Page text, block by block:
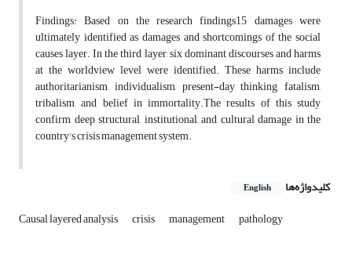
Findings: Based on the research findings15 damages were
ultimately identified as damages and shortcomings of the social
causes layer. In the third layer, six dominant discourses and harms
at the worldview level were identified. These harms include
authoritarianism, individualism, present-day thinking, fatalism,
tribalism, and belief in immortality.The results of this study
confirm deep structural, institutional, and cultural damage in the
country's crisis management system.
کلیدواژه‌ها English
Causal layered analysis crisis management pathology